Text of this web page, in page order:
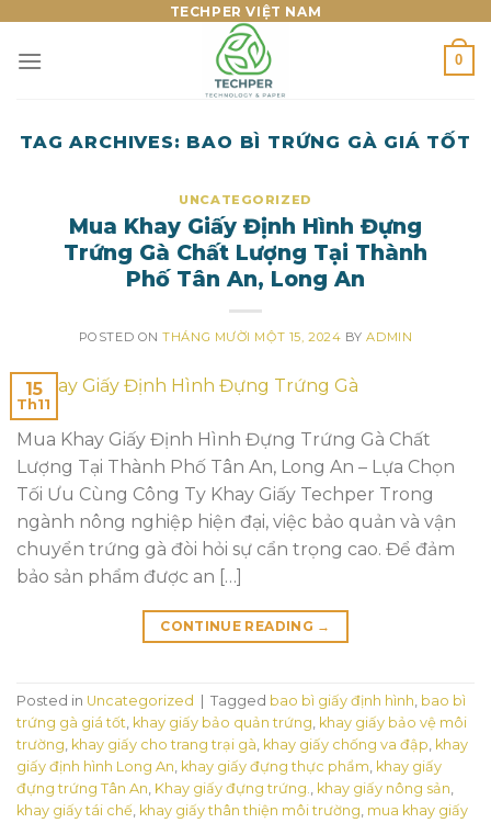
content
TECHPER VIỆT NAM
0
TAG ARCHIVES: BAO BÌ TRỨNG GÀ GIÁ TỐT
UNCATEGORIZED
Mua Khay Giấy Định Hình Đựng
Trứng Gà Chất Lượng Tại Thành
Phố Tân An, Long An
POSTED ONTHÁNG MƯỜI MỘT 15, 2024 BYADMIN
15
Th11
Mua Khay Giấy Định Hình Đựng Trứng Gà Chất
Lượng Tại Thành Phố Tân An, Long An – Lựa Chọn
Tối Ưu Cùng Công Ty Khay Giấy Techper Trong
ngành nông nghiệp hiện đại, việc bảo quản và vận
chuyển trứng gà đòi hỏi sự cẩn trọng cao. Để đảm
bảo sản phẩm được an […]
CONTINUE READING →
Posted in Uncategorized Tagged bao bì giấy định hình, bao bì
trứng gà giá tốt, khay giấy bảo quản trứng, khay giấy bảo vệ môi
trường, khay giấy cho trang trại gà, khay giấy chống va đập, khay
giấy định hình Long An, khay giấy đựng thực phẩm, khay giấy
đựng trứng Tân An, Khay giấy đựng trứng., khay giấy nông sản,
khay giấy tái chế, khay giấy thân thiện môi trường, mua khay giấy